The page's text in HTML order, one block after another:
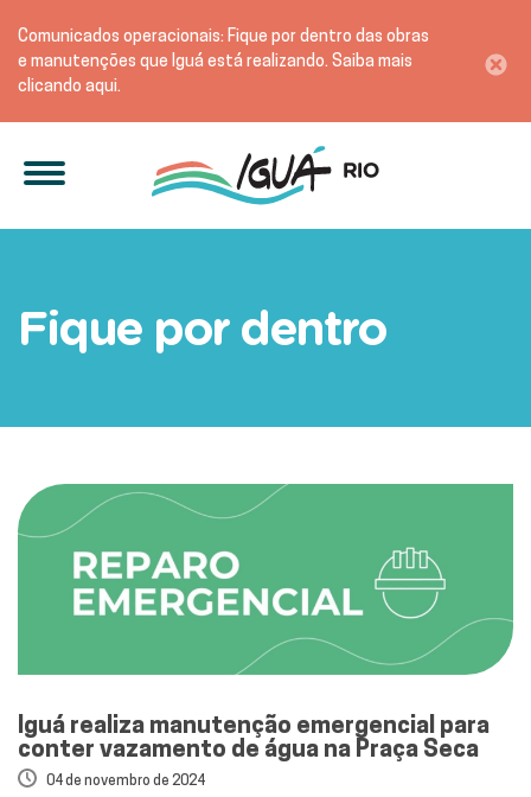
Comunicados operacionais: Fique por dentro das obras
e manutenções que Iguá está realizando. Saiba mais
clicando aqui.
Fique por dentro
Iguá realiza manutenção emergencial para
conter vazamento de água na Praça Seca
04 de novembro de 2024